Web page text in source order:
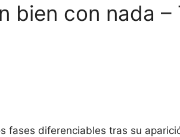
bien con nada
fases diferenciables tras su